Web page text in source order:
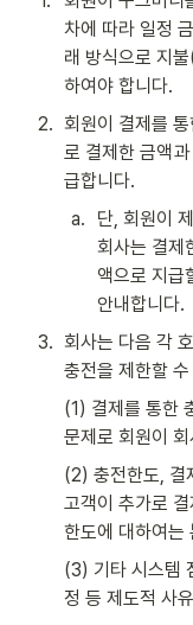
차에 따라 일정
래 방식으로 지
하여야 합니다.
2. 회원이 결제를
로 결제한 금액
급합니다.
a.
단, 회원이
회사는 결제
액으로 지급
안내합니다.
3. 회사는 다음 각
충전을 제한할
(1) 결제를 통한
문제로 회원이
(2) 충전한도, 결
고객이 추가로
한도에 대하여는
(3) 기타 시스템
정 등 제도적 사